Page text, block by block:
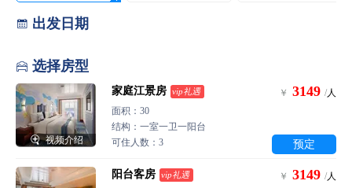
 出发日期
 选择房型
 视频介绍
家庭江景房 vip礼遇
面积：30
结构：一室一卫一阳台
可住人数：3
￥ 3149 /人
预定
阳台客房 vip礼遇 ￥ 3149 /人